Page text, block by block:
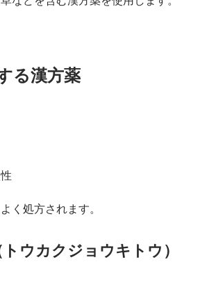
る漢方薬
く処方されます。
ウカクジョウキトウ）